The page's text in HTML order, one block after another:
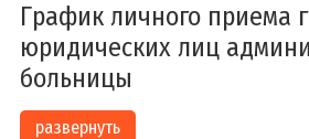
График личного приема
юридических лиц
больницы
развернуть